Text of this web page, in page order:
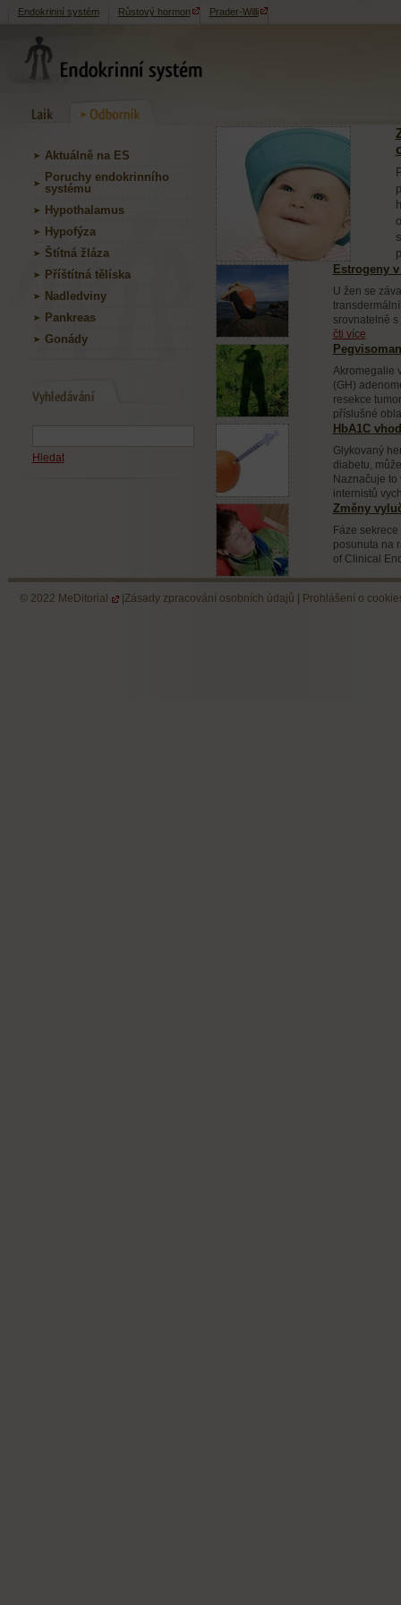
Endokrinní systém Růstový hormon Prader-Willi
Aktuálně na ES
Poruchy endokrinního
systému
Hypothalamus
Hypofýza
Štítná žláza
Příštítná tělíska
Nadledviny
Pankreas
Gonády
Hledat
Estrogeny
U žen se
srovnatelně
čti více
Akromegalie
(GH)
resekce
příslušné
HbA1C
Glykovaný
diabetu,
Naznačuje
internistů
Změny
Fáze
posunuta na
of Clinical
© 2022 MeDitorial | Zásady zpracování osobních údajů Prohlášení o